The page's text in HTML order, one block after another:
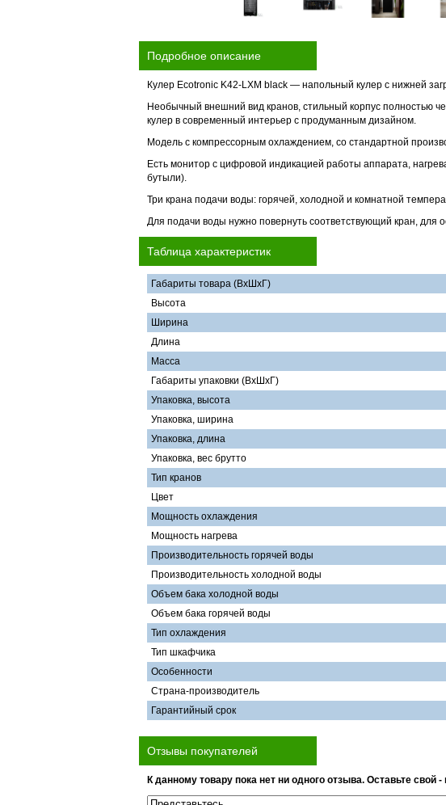
Подробное описание
Кулер Ecotronic K42-LXM black — напольный кулер с нижней
Необычный внешний вид кранов, стильный корпус полностью
кулер в современный интерьер с продуманным дизайном.
Модель с компрессорным охлаждением, со стандартной
Есть монитор с цифровой индикацией работы аппарата,
бутыли).
Три крана подачи воды: горячей, холодной и комнатной
Для подачи воды нужно повернуть соответствующий кран, для
Таблица характеристик
Габариты товара (ВхШхГ)
Высота
Ширина
Длина
Масса
Габариты упаковки (ВхШхГ)
Упаковка, высота
Упаковка, ширина
Упаковка, длина
Упаковка, вес брутто
Тип кранов
Цвет
Мощность охлаждения
Мощность нагрева
Производительность горячей воды
Производительность холодной воды
Объем бака холодной воды
Объем бака горячей воды
Тип охлаждения
Тип шкафчика
Особенности
Страна-производитель
Гарантийный срок
Отзывы покупателей
К данному товару пока нет ни одного отзыва. Оставьте свой